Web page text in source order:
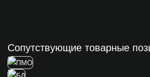
Сопутствующие товарные